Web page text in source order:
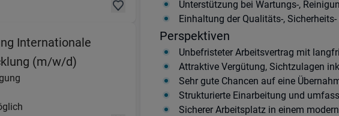
Internationale
(m/w/d) (Produktion & Fertigung) in 50354 Hürth
Unterstützung bei Wartungs-,
Einhaltung der Qualitäts-,
Perspektiven
Unbefristeter Arbeitsvertrag mit
Attraktive Vergütung, Sichtzulagen
Sehr gute Chancen auf eine
Strukturierte Einarbeitung und
Sicherer Arbeitsplatz in einem